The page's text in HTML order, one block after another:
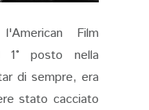
Film
posto nella
di sempre, era
stato cacciato